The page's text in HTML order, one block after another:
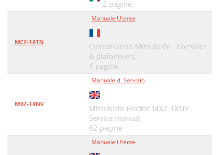
2 pagine
MCF-18TN
Manuale Utente
Climatisation Mitsubishi - Consoles
& plafonniers,
4 pagine
MXZ-18NV
Manuale di Servizio
Mitsubishi Electric MXZ-18NV
Service manual,
62 pagine
Manuale Utente